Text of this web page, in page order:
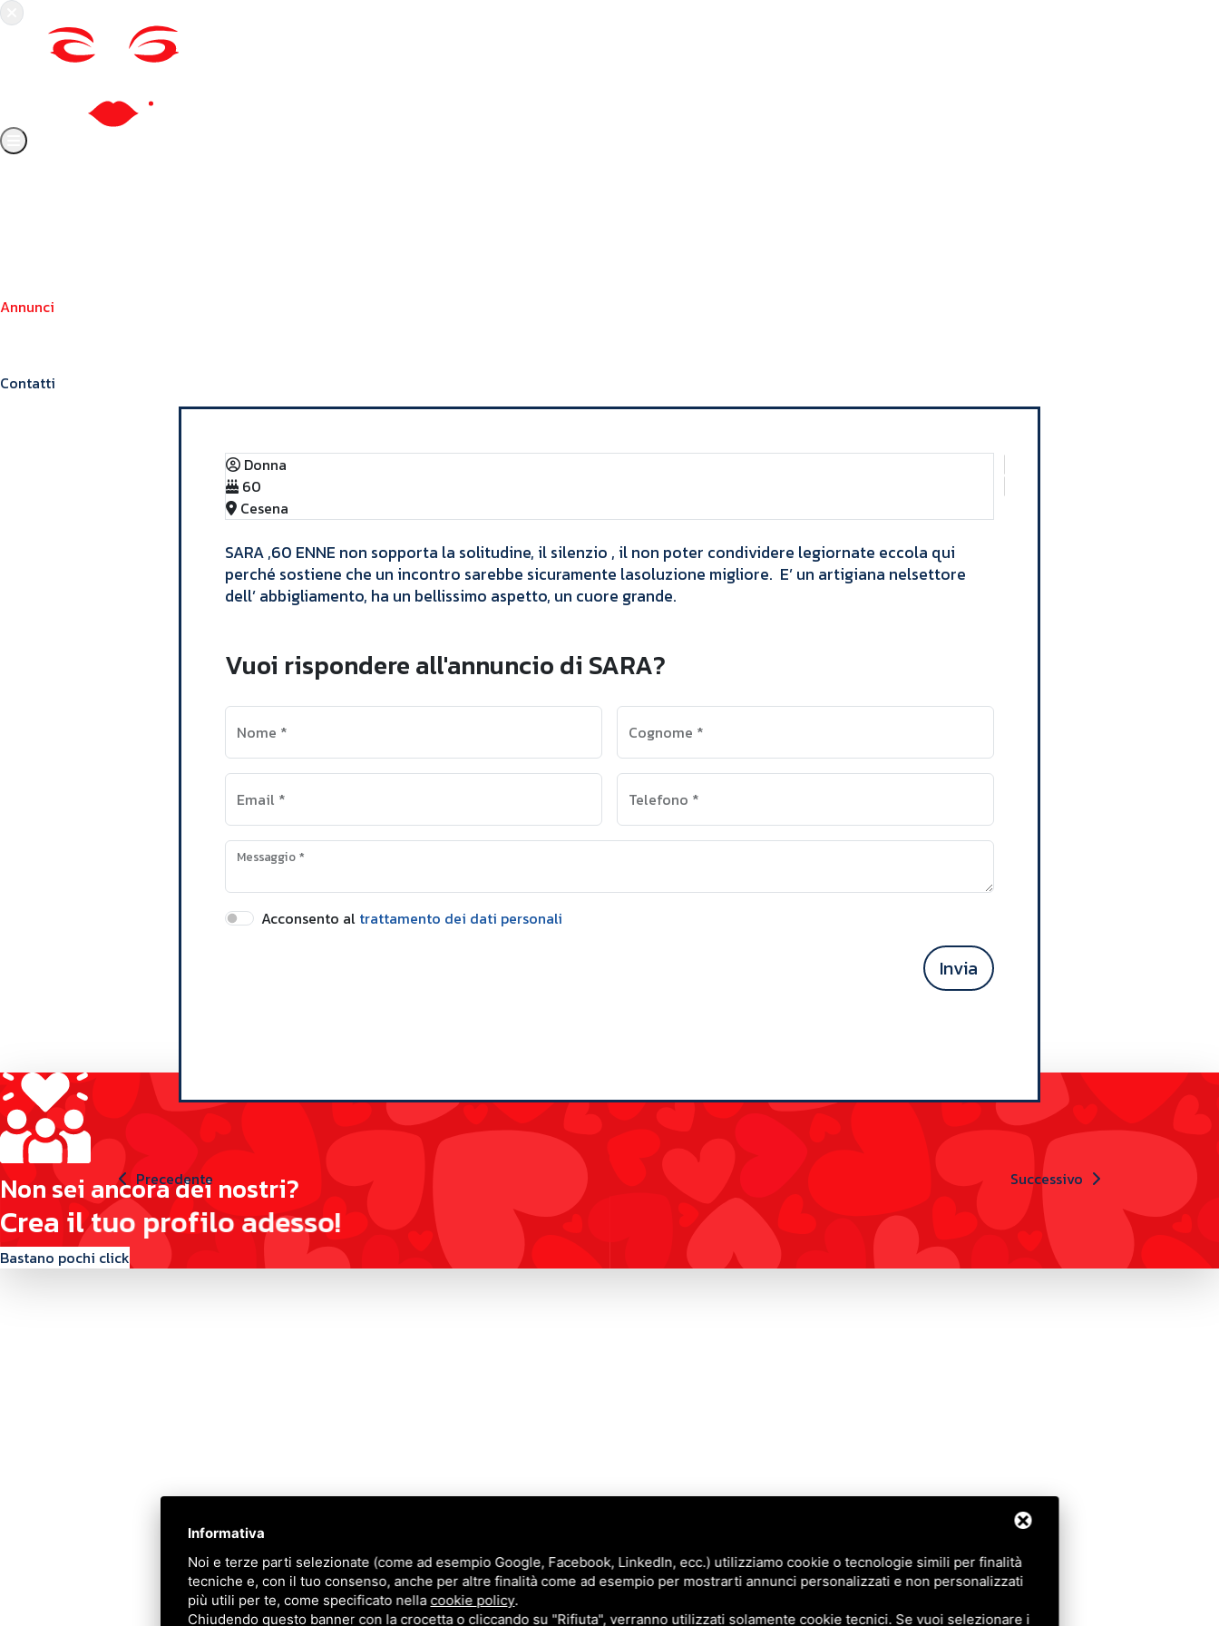
Informativa
Noi e terze parti selezionate (come ad esempio Google, Facebook, LinkedIn, ecc.) utilizziamo cookie o tecnologie simili per finalità
tecniche e, con il tuo consenso, anche per altre finalità come ad esempio per mostrarti annunci personalizzati e non personalizzati
più utili per te, come specificato nella cookie policy.
Chiudendo questo banner con la crocetta o cliccando su "Rifiuta", verranno utilizzati solamente cookie tecnici. Se vuoi selezionare i
Annunci
Contatti
Annunci
SARA
Donna
60
Cesena
SARA ,60 ENNE non sopporta la solitudine, il silenzio , il non poter condividere legiornate eccola qui
perché sostiene che un incontro sarebbe sicuramente lasoluzione migliore. E’ un artigiana nelsettore
dell’ abbigliamento, ha un bellissimo aspetto, un cuore grande.
Vuoi rispondere all'annuncio di SARA?
Nome * Cognome *
Email * Telefono *
Messaggio*
Acconsento al trattamento dei dati personali
Invia
Precedente Successivo
Nonsei ancoradeinostri?
Crea iltuoprofiloadesso!
Bastano pochi click
Annunci
Blog